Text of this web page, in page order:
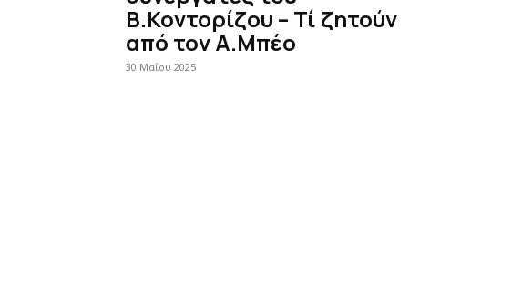
Β.Κοντορίζου – Τί ζητούν
από τον Α.Μπέο
30 Μαΐου 2025